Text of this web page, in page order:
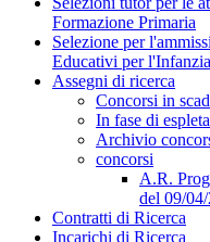
Formazione Primaria
Selezione per
Educativi per
Assegni di ricerca
Concorsi in
In fase di
Archivio
concorsi
A.R.
del 09/
Contratti di Ricerca
Incarichi di Ricerca